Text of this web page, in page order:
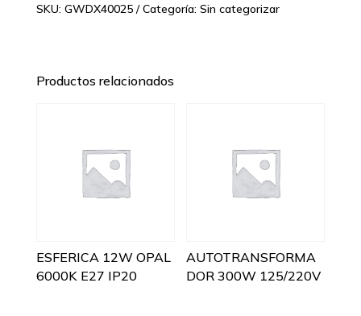
SKU: GWDX40025 Categoría: Sin categorizar
Productos relacionados
ESFERICA 12W OPAL
6000K E27 IP20
AUTOTRANSFORMA
DOR 300W 125/220V